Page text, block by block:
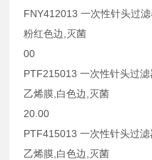
FNY412013 一次性针头过
粉红色边,灭菌 100
00
PTF215013 一次性针头过
乙烯膜,白色边,灭菌
20.00
PTF415013 一次性针头过
乙烯膜,白色边,灭菌